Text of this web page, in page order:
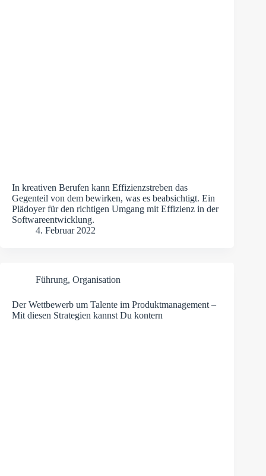
In kreativen Berufen kann Effizienzstreben das
Gegenteil von dem bewirken, was es beabsichtigt. Ein
Plädoyer für den richtigen Umgang mit Effizienz in der
Softwareentwicklung.
4. Februar 2022
Führung, Organisation
Der Wettbewerb um Talente im Produktmanagement –
Mit diesen Strategien kannst Du kontern